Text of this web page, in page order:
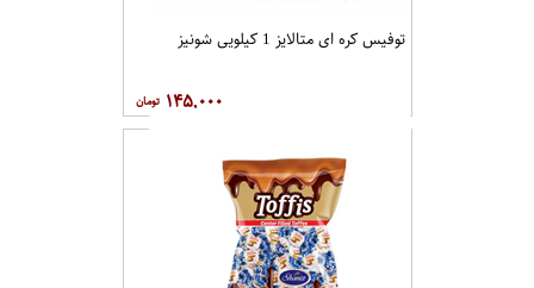
توفیس کره ای متالایز 1 کیلویی شونیز
۱۴۵,۰۰۰